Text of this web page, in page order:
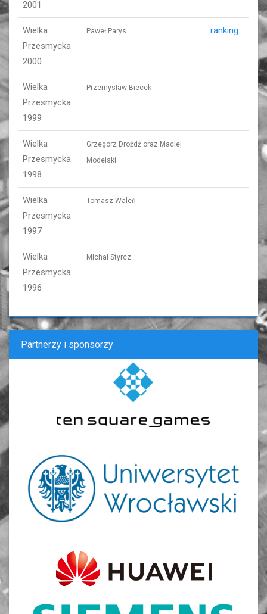
2001
Wielka
Przesmycka
2000
Paweł Parys ranking
Wielka
Przesmycka
1999
Przemysław Biecek
Wielka
Przesmycka
1998
Grzegorz Drożdż oraz Maciej
Modelski
Wielka
Przesmycka
1997
Tomasz Waleń
Wielka
Przesmycka
1996
Michał Styrcz
Partnerzy i sponsorzy